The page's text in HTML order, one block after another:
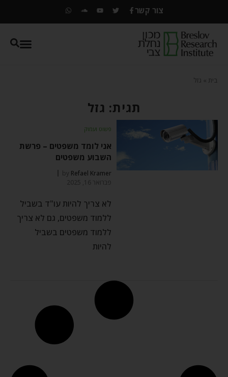
צור קשר
בית גזל
תגית: גזל
פשוט ועמוק
אני לומד משפטים – פרשת
השבוע משפטים
by Refael Kramer
פברואר 16, 2025
לא צריך להיות עו"ד בשביל
ללמוד משפטים, גם לא צריך
ללמוד משפטים בשביל
להיות